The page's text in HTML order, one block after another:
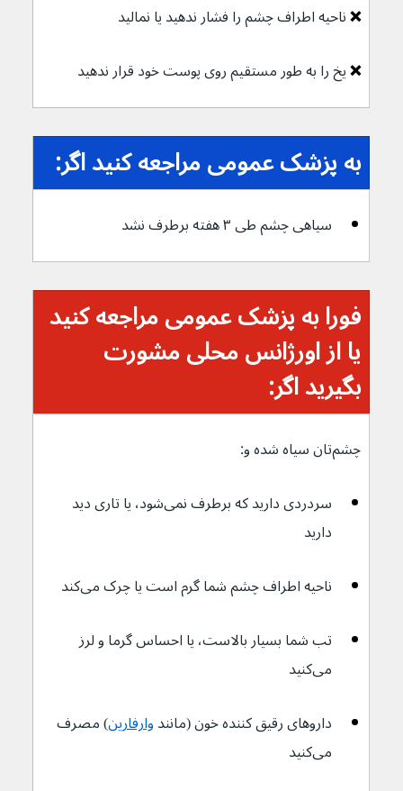
❌ ناحیه اطراف چشم را فشار ندهید یا نمالید
❌ یخ را به طور مستقیم روی پوست خود قرار ندهید
به پزشک عمومی مراجعه کنید اگر:
سیاهی چشم طی ۳ هفته برطرف نشد
فورا به پزشک عمومی مراجعه کنید
یا از اورژانس محلی مشورت
بگیرید اگر:
چشم‌تان سیاه شده و:
سردردی دارید که برطرف نمی‌شود، یا تاری دید
دارید
ناحیه اطراف چشم شما گرم است یا چرک می‌کند
تب شما بسیار بالاست، یا احساس گرما و لرز
می‌کنید
داروهای رقیق کننده خون (مانند وارفارین) مصرف
می‌کنید